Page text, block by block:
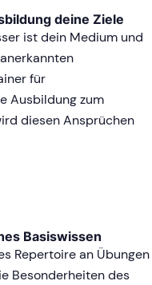
deine Ziele
ist dein Medium und
für
Ausbildung zum
diesen Ansprüchen
Basiswissen
Repertoire an Übungen
Besonderheiten des